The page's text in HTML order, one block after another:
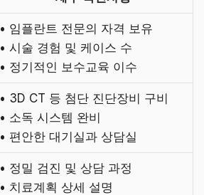
• 임플란트 전문의 자격 보유
• 시술 경험 및 케이스 수
• 정기적인 보수교육 이수
• 3D CT 등 첨단 진단장비 구비
• 소독 시스템 완비
• 편안한 대기실과 상담실
• 정밀 검진 및 상담 과정
• 치료계획 상세 설명